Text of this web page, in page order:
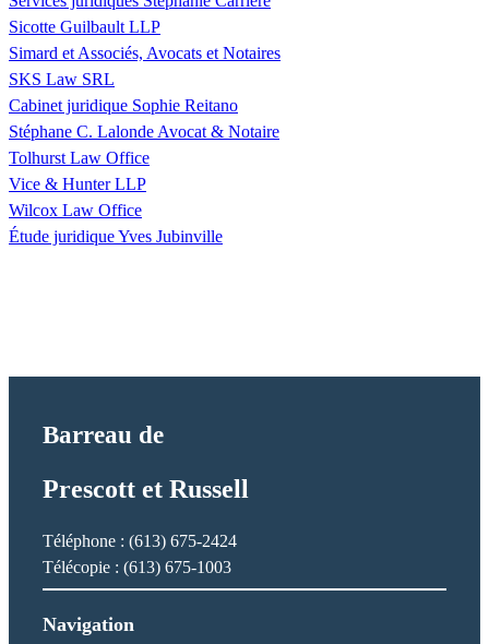
Sicotte Guilbault LLP
Simard et Associés, Avocats et Notaires
SKS Law SRL
Cabinet juridique Sophie Reitano
Stéphane C. Lalonde Avocat & Notaire
Tolhurst Law Office
Vice & Hunter LLP
Wilcox Law Office
Étude juridique Yves Jubinville
Barreau de
Prescott et Russell
Téléphone : (613) 675-2424
Télécopie : (613) 675-1003
Navigation